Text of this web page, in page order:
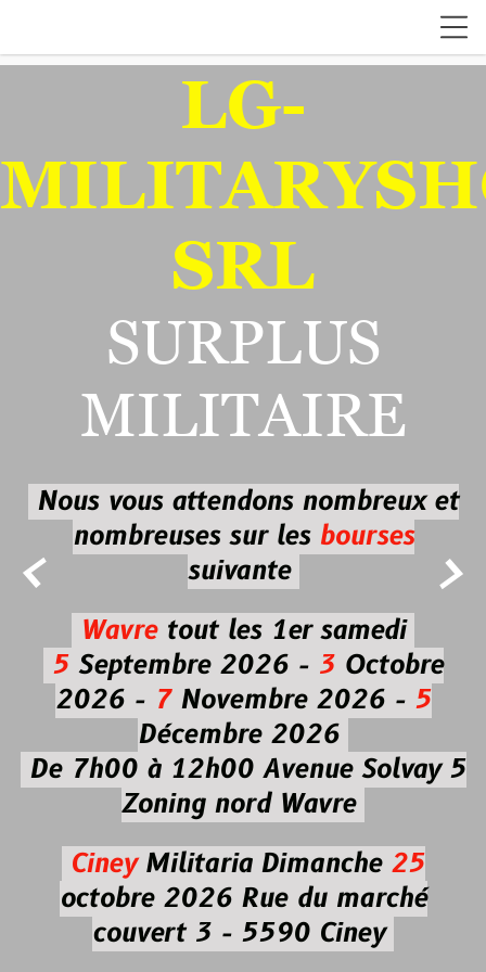
 
LG-
SRL
SURPLUS
MILITAIRE
Nous vous attendons nombreux et
nombreuses sur les bourses
suivante
Wavretout les 1er samedi
5Septembre 2026 - 3Octobre
2026 -7Novembre 2026 - 5
Décembre 2026
De 7h00 à 12h00 Avenue Solvay 5
Zoning nord Wavre
CineyMilitaria Dimanche 25
octobre 2026Rue du marché
couvert 3 - 5590 Ciney